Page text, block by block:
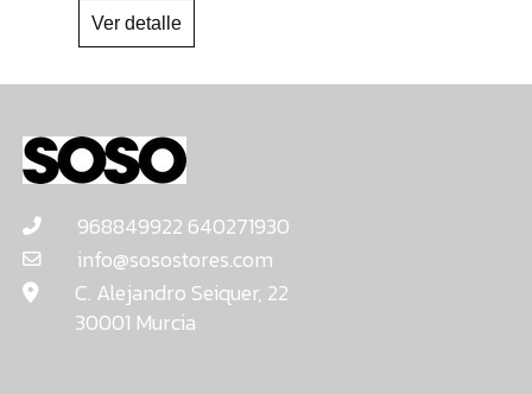
968849922 640271930
info@sosostores.com
C. Alejandro Seiquer, 22
30001 Murcia